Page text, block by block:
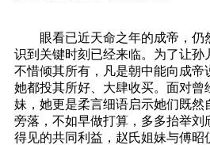
眼看已近天命之年的成帝，仍
识到关键时刻已经来临。为了让孙
不惜倾其所有，凡是朝中能向成帝
她都投其所好、大肆收买。面对曾
妹，她更是柔言细语启示她们既然
旁落，不如早做打算，多多抬举刘
得见的共同利益，赵氏姐妹与傅昭